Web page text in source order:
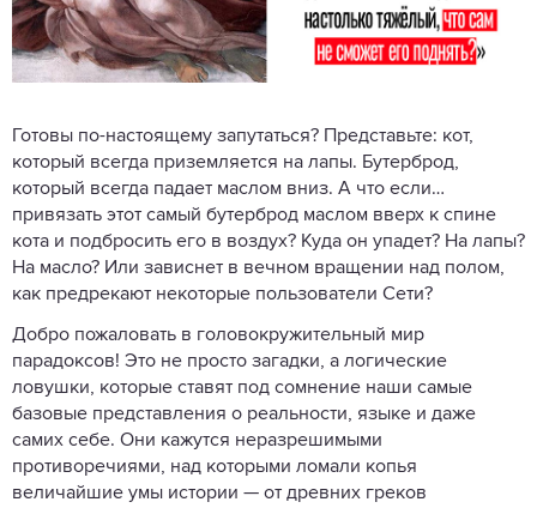
Готовы по-настоящему запутаться? Представьте: кот,
который всегда приземляется на лапы. Бутерброд,
который всегда падает маслом вниз. А что если…
привязать этот самый бутерброд маслом вверх к спине
кота и подбросить его в воздух? Куда он упадет? На лапы?
На масло? Или зависнет в вечном вращении над полом,
как предрекают некоторые пользователи Сети?
Добро пожаловать в головокружительный мир
парадоксов! Это не просто загадки, а логические
ловушки, которые ставят под сомнение наши самые
базовые представления о реальности, языке и даже
самих себе. Они кажутся неразрешимыми
противоречиями, над которыми ломали копья
величайшие умы истории — от древних греков